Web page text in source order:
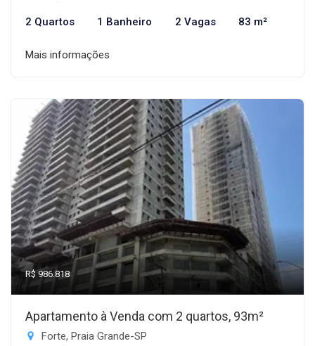
2 Quartos 1 Banheiro 2 Vagas 83 m²
Mais informações
R$ 986.818
Apartamento à Venda com 2 quartos, 93m²
Forte, Praia Grande-SP